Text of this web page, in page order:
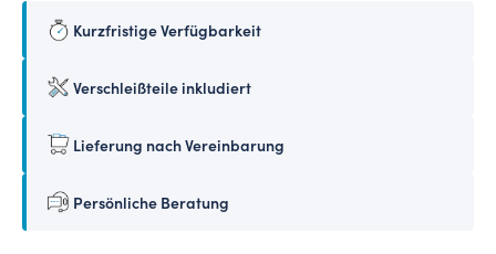
Kurzfristige Verfügbarkeit
Verschleißteile inkludiert
Lieferung nach Vereinbarung
Persönliche Beratung